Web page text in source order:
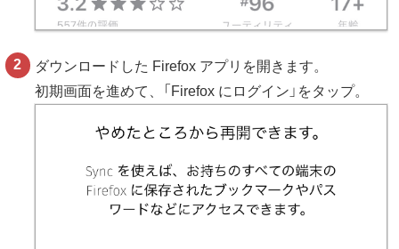
ダウンロードした Firefox アプリを開きます。
初期画面を進めて、「Firefox にログイン」をタップ。